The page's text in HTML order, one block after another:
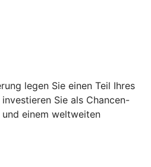
legen Sie einen Teil Ihres
Sie als Chancen-
einem weltweiten